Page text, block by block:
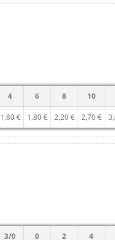
4 6 8 10
1,80 € 1,80 € 2,20 € 2,70 €
3/0 0 2 4